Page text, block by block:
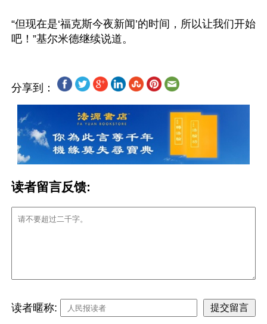
“但现在是‘福克斯今夜新闻’的时间，所以让我们开始
分享到：
读者留言反馈:
读者暱称: